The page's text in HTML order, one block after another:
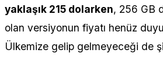
yaklaşık 215 dolarken, 256 GB
olan versiyonun fiyatı henüz
Ülkemize gelip gelmeyeceği de